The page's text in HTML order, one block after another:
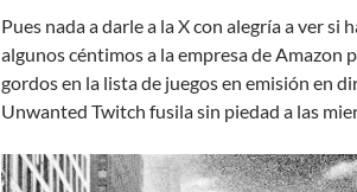
Pues nada a darle a la X con alegría a ver si
algunos céntimos a la empresa de Amazon
gordos en la lista de juegos en emisión en
Unwanted Twitch fusila sin piedad a las